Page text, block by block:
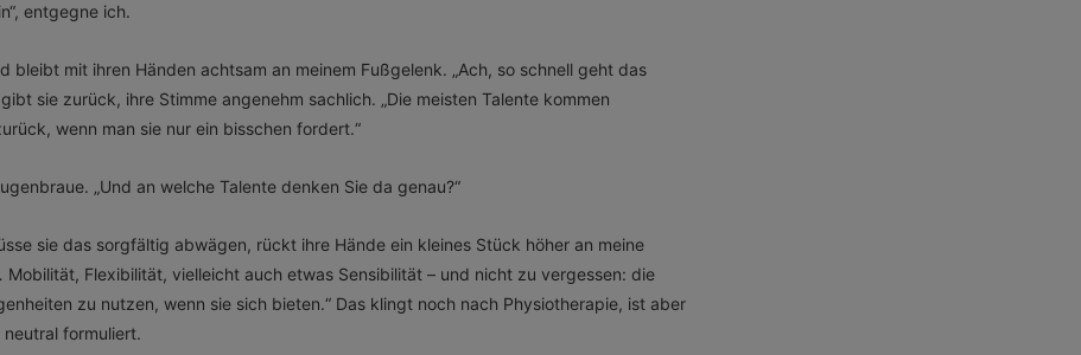
entgegne ich.
bleibt mit ihren Händen achtsam an meinem Fußgelenk. „Ach, so schnell geht das
sie zurück, ihre Stimme angenehm sachlich. „Die meisten Talente kommen
wenn man sie nur ein bisschen fordert.“
„Und an welche Talente denken Sie da genau?“
sie das sorgfältig abwägen, rückt ihre Hände ein kleines Stück höher an meine
Mobilität, Flexibilität, vielleicht auch etwas Sensibilität – und nicht zu vergessen: die
zu nutzen, wenn sie sich bieten.“ Das klingt noch nach Physiotherapie, ist aber
neutral formuliert.